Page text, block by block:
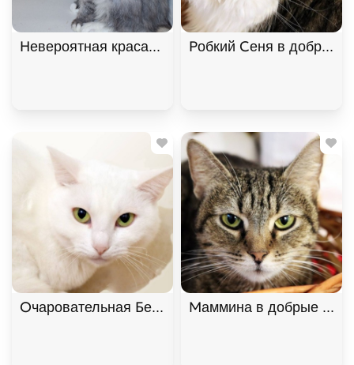
Невероятная красавица Ксюша МурМяу ищет
Робкий Сеня в добрые
Очаровательная Белянка ищет дом в дар! ,
Маммина в добрые